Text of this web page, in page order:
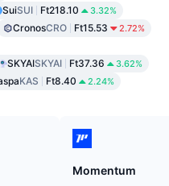
SuiSUI Ft218.10 3.32%
CronosCRO Ft15.53 2.72%
SKYAISKYAI Ft37.36 3.62%
KAS Ft8.40 2.24%
Momentum